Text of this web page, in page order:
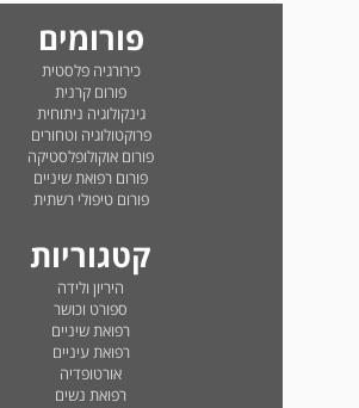
פורומים
כירורגיה פלסטית
פורום קרנית
גינקולוגיה ניתוחית
פרוקטולוגיה וטחורים
פורום אוקולופלסטיקה
פורום רפואת שיניים
פורום טיפולי רשתית
קטגוריות
היריון ולידה
ספורט וכושר
רפואת שיניים
רפואת עיניים
אורטופדיה
רפואת נשים